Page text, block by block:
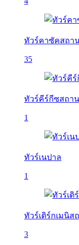
ทัวร์คาซัคสถา
35
ทัวร์คีร์กีซสถาน
1
ทัวร์เนปาล
1
ทัวร์เติร์กเมนิส
3